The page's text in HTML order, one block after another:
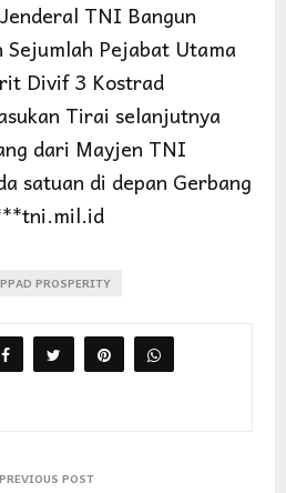
TNI Bangun
Pejabat Utama
Divif 3 Kostrad
Tirai selanjutnya
dari Mayjen TNI
satuan di depan Gerbang
PPAD PROSPERITY
PREVIOUS POST